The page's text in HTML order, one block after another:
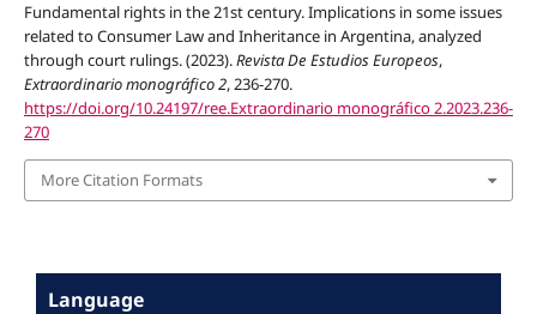
Fundamental rights in the 21st century. Implications in some issues
related to Consumer Law and Inheritance in Argentina, analyzed
through court rulings. (2023).Revista De Estudios Europeos,
Extraordinario monográfico 2, 236-270.
https://doi.org/10.24197/ree.Extraordinario monográfico 2.2023.236-
270
More Citation Formats
Language